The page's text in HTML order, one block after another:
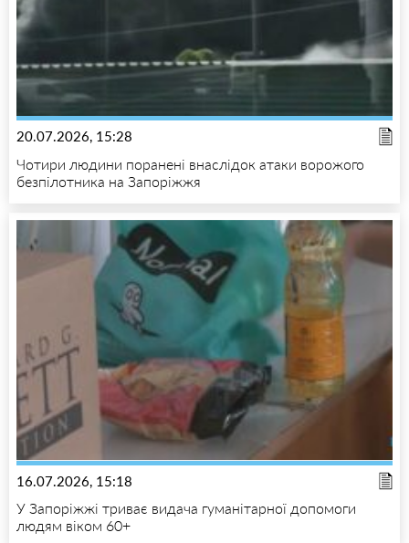
20.07.2026, 15:28
Чотири людини поранені внаслідок атаки ворожого
безпілотника на Запоріжжя
16.07.2026, 15:18
У Запоріжжі триває видача гуманітарної допомоги
людям віком 60+